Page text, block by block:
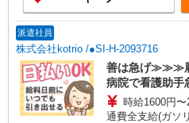
手当として別途
歓迎 ・認知症介
者研修 ・介護福
派遣社員
株式会社kotrio /●SI-H-2093716
善は急げ≫≫≫
病院で看護助手
時給1600円
通費全支給(ガソ